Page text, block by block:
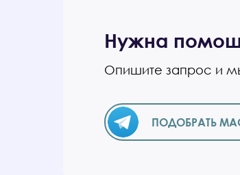
Нужна
Опишите запрос и
ПОДОБРАТЬ